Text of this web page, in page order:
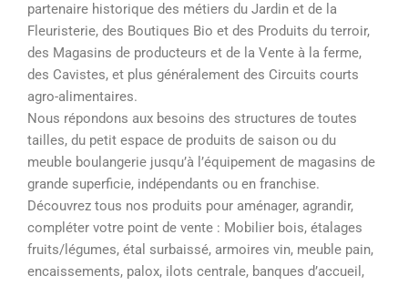
partenaire historique des métiers du Jardin et de la
Fleuristerie, des Boutiques Bio et des Produits du terroir,
des Magasins de producteurs et de la Vente à la ferme,
des Cavistes, et plus généralement des Circuits courts
agro-alimentaires.
Nous répondons aux besoins des structures de toutes
tailles, du petit espace de produits de saison ou du
meuble boulangerie jusqu’à l’équipement de magasins de
grande superficie, indépendants ou en franchise.
Découvrez tous nos produits pour aménager, agrandir,
compléter votre point de vente : Mobilier bois, étalages
fruits/légumes, étal surbaissé, armoires vin, meuble pain,
encaissements, palox, ilots centrale, banques d’accueil,